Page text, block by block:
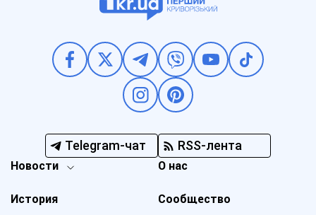
Telegram-чат RSS-лента
Новости
История
О нас
Сообщество